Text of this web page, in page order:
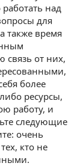
над
для
также время
связь от них,
более
ресурсы,
работу, и
следующие
очень
кто не